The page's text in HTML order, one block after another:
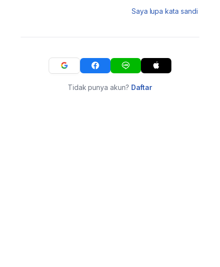
Saya lupa kata sandi
Tidak punya akun? Daftar